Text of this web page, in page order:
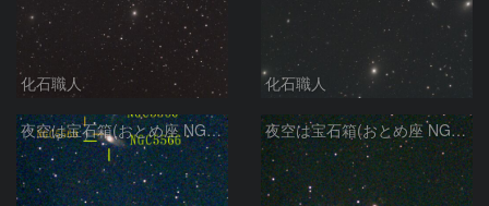
化石職人 化石職人
夜空は宝石箱(おとめ座 NGC5566) Seestar50 夜空は宝石箱(おとめ座 NGC5746) Seestar50